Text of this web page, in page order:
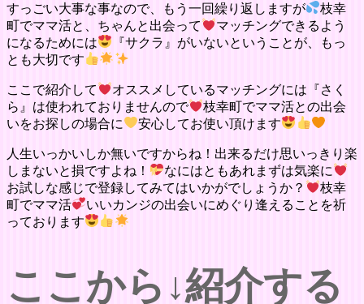
すっごい大事な事なので、もう一回繰り返しますが
枝幸
町でママ活と、ちゃんと出会って
マッチングできるよう
になるためには
『サクラ』がいないということが、もっ
とも大切です
ここで紹介して
オススメしているマッチングには『さく
ら』は使われておりませんので
枝幸町でママ活との出会
いをお探しの場合に
安心してお使い頂けます
人生いっかいしか無いですからね！出来るだけ思いっきり楽
しまないと損ですよね！
なにはともあれまずは気楽に
お試しな感じで登録してみてはいかがでしょうか？
枝幸
町でママ活
いいカンジの出会いにめぐり逢えることを祈
っております
ここから↓紹介する